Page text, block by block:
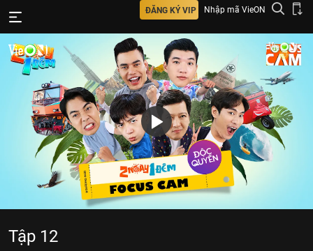
ĐĂNG KÝ VIP Nhập mã VieON
Tập 12